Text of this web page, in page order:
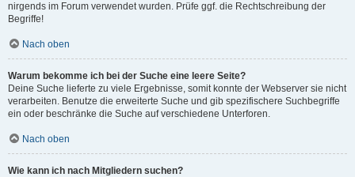
nirgends im Forum verwendet wurden. Prüfe ggf. die Rechtschreibung der
Begriffe!
Nach oben
Warum bekomme ich bei der Suche eine leere Seite?
Deine Suche lieferte zu viele Ergebnisse, somit konnte der Webserver sie nicht
verarbeiten. Benutze die erweiterte Suche und gib spezifischere Suchbegriffe
ein oder beschränke die Suche auf verschiedene Unterforen.
Nach oben
Wie kann ich nach Mitgliedern suchen?